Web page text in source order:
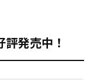
評発売中！